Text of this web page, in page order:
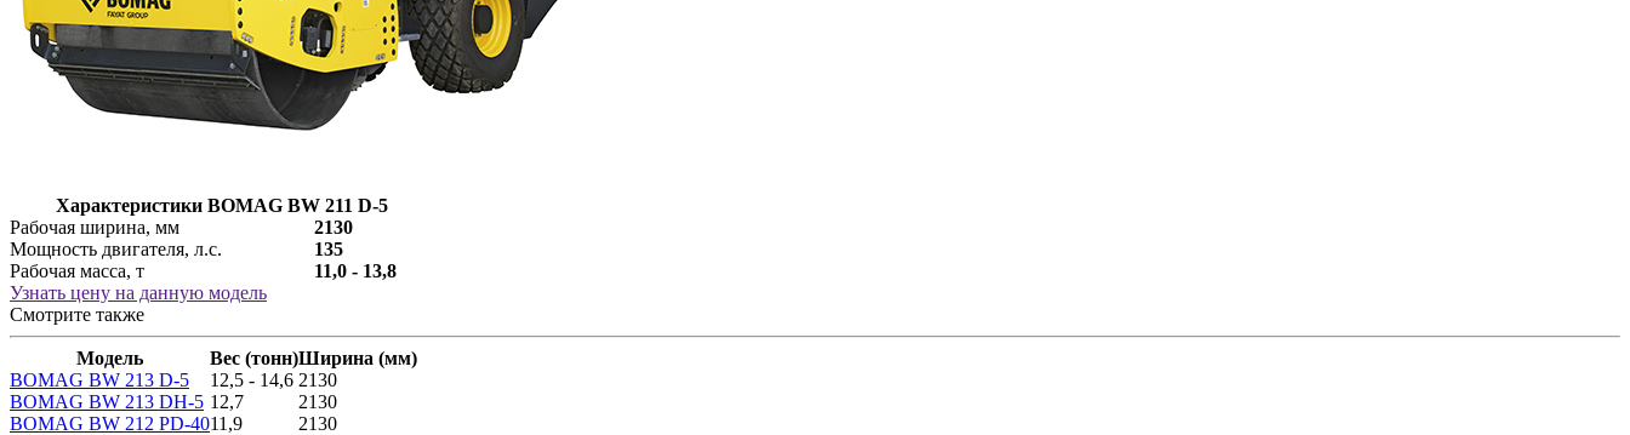
Характеристики BOMAG BW 211 D-5
Рабочая ширина, мм
2130
Мощность двигателя, л.с.
135
Рабочая масса, т
11,0 - 13,8
Узнать цену на данную модель
Смотрите также
Модель Вес (тонн)Ширина (мм)
BOMAG BW 213 D-5
12,5 - 14,6 2130
BOMAG BW 213 DH-5 12,7
2130
BOMAG BW 212 PD-4011,9
2130